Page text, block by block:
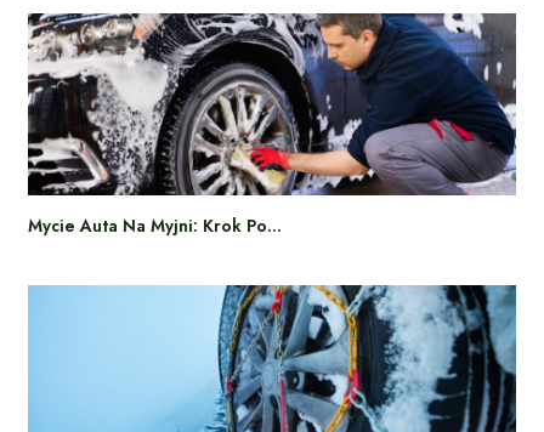
Mycie Auta Na Myjni: Krok Po…